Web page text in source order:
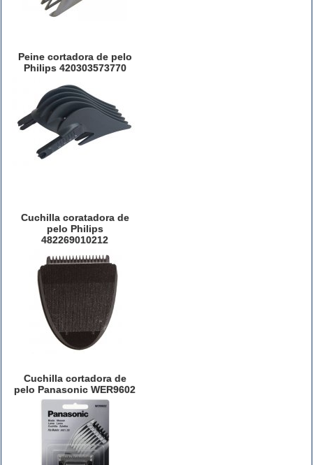
Peine cortadora de pelo
Philips 420303573770
Cuchilla coratadora de
pelo Philips
482269010212
Cuchilla cortadora de
pelo Panasonic WER9602